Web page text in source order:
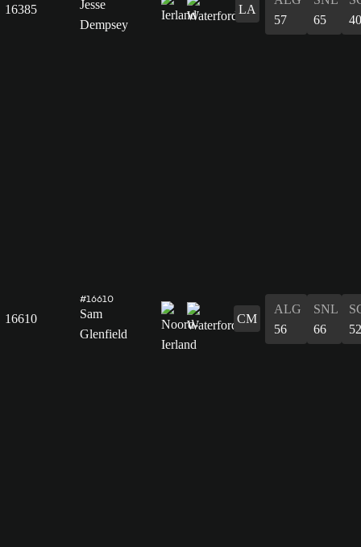
16385
Jesse
Dempsey
LA
57
65
40
16610
#16610
Sam
Glenfield
CM
ALG
56
SNL
66
52